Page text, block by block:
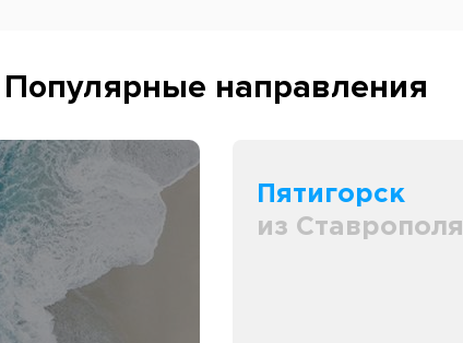
Популярные направления
Пятигорск
из Ставрополя